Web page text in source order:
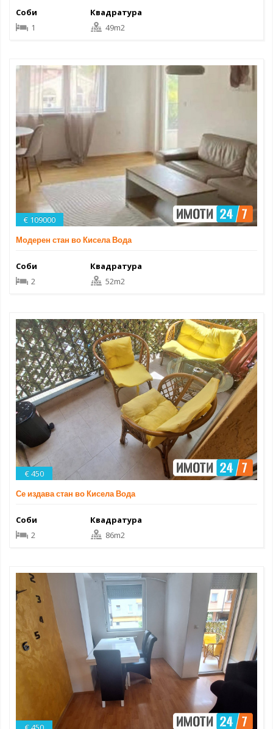
Соби
1
Квадратура
49m2
€ 109000
Модерен стан во Кисела Вода
Соби
2
Квадратура
52m2
€ 450
Се издава стан во Кисела Вода
Соби
2
Квадратура
86m2